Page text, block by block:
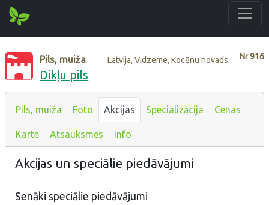
Nr916
Pils, muiža Latvija, Vidzeme, Kocēnu novads
Dikļu pils
Pils, muiža Foto Akcijas Specializācija Cenas
Karte Atsauksmes Info
Akcijas un speciālie piedāvājumi
Senāki speciālie piedāvājumi